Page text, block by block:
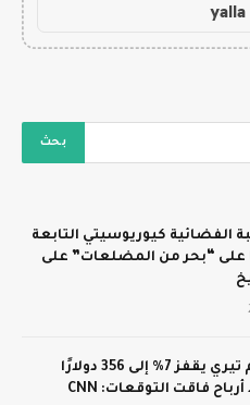
yalla
الفضائية كيوريوسيتي التابعة
على “بحر من المضلعات” على
عاجل: سهم تيري يقفز 7% إلى 356 دولارًا
أمريكيًا بعد أرباح فاقت التوقعات: CNN